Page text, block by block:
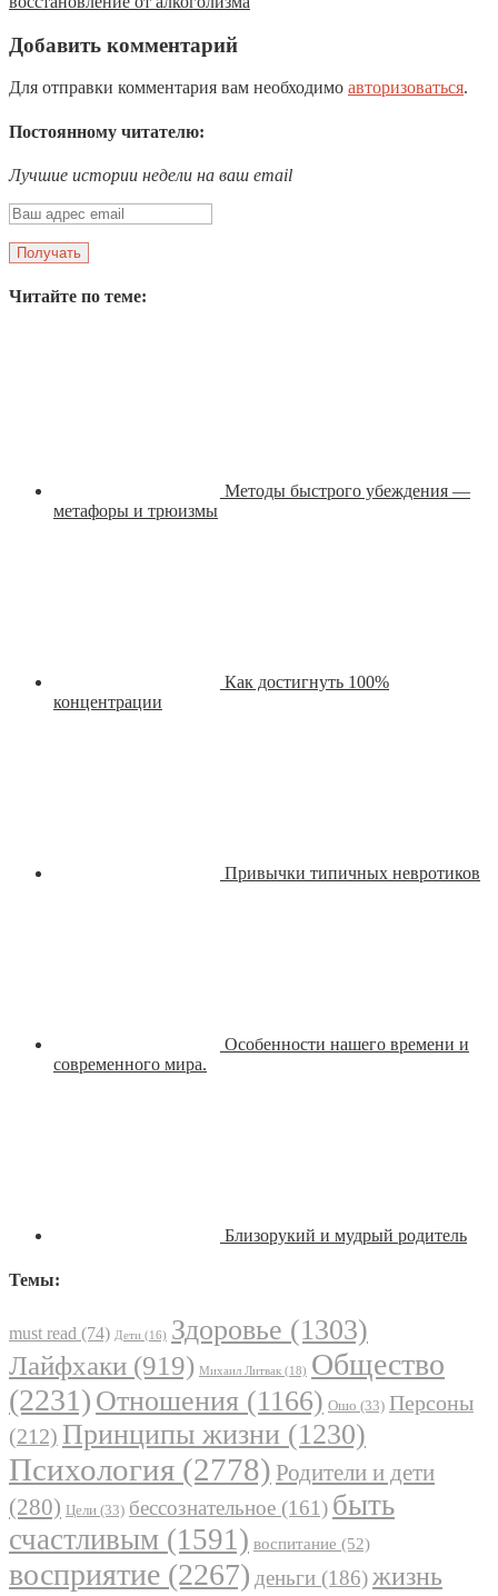
Добавить комментарий
Для отправки комментария вам необходимо авторизоваться.
Постоянному читателю:
Лучшие истории недели на ваш email
Читайте по теме:
Методы быстрого убеждения —
метафоры и трюизмы
Как достигнуть 100%
концентрации
Привычки типичных невротиков
Особенности нашего времени и
современного мира.
Близорукий и мудрый родитель
Темы:
must read (74) Дети (16) Здоровье (1303)
Лайфхаки (919) Михаил Литвак (18) Общество
(2231) Отношения (1166) Ошо (33) Персоны
(212) Принципы жизни (1230)
Психология (2778) Родители и дети
(280) Цели (33) бессознательное (161) быть
счастливым (1591) воспитание (52)
восприятие (2267) деньги (186)жизнь